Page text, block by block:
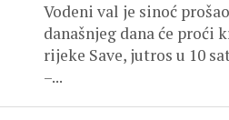
Vodeni val je sinoć
današnjeg dana će proći
rijeke Save, jutros u 10
–...